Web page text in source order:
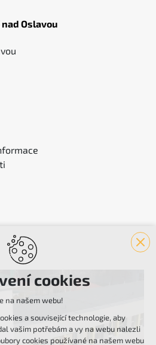
Oslavou
cookies
na našem webu!
a související technologie, aby
vašim potřebám a vy na webu nalezli
cookies používané na našem webu